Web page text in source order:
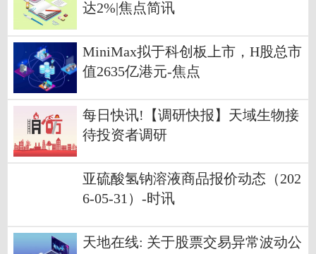
达2%|焦点简讯
MiniMax拟于科创板上市，H股总市
值2635亿港元-焦点
每日快讯!【调研快报】天域生物接
待投资者调研
亚硫酸氢钠溶液商品报价动态（202
6-05-31）-时讯
天地在线: 关于股票交易异常波动公